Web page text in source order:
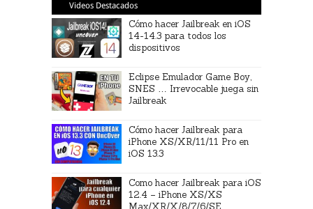
Videos Destacados
Cómo hacer Jailbreak en iOS
14-14.3 para todos los
dispositivos
Eclipse Emulador Game Boy,
SNES … Irrevocable juega sin
Jailbreak
Cómo hacer Jailbreak para
iPhone XS/XR/11/11 Pro en
iOS 13.3
Como hacer Jailbreak para iOS
12.4 – iPhone XS/XS